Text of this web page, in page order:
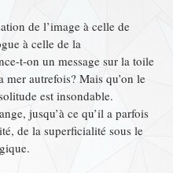
de l’image à celle de
à celle de la
t-on un message sur la toile
autrefois? Mais qu’on le
est insondable.
jusqu’à ce qu’il a parfois
de la superficialité sous le